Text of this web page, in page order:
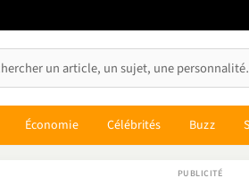
Économie Célébrités Buzz